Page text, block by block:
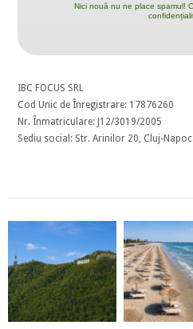
Nici nouă nu ne place spamul!
IBC FOCUS SRL
Cod Unic de Înregistrare: 17876260
Nr. Înmatriculare: J12/3019/2005
Sediu social: Str. Arinilor 20, Cluj-